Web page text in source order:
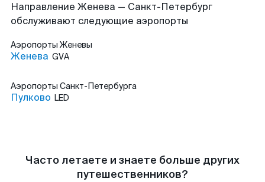
Направление Женева — Санкт-Петербург
обслуживают следующие аэропорты
Аэропорты Женевы
Женева GVA
Аэропорты Санкт-Петербурга
Пулково LED
Часто летаете и знаете больше других
путешественников?